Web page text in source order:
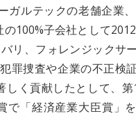
ガルテックの老舗企業
100%子会社として2012
リ、フォレンジックサ
罪捜査や企業の不正検
しく貢献したとして、
で「経済産業大臣賞」